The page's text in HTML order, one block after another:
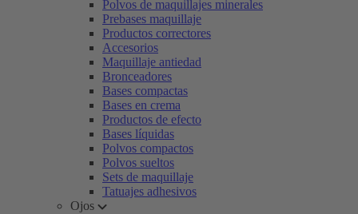
Polvos de maquillajes minerales
Prebases maquillaje
Productos correctores
Accesorios
Maquillaje antiedad
Bronceadores
Bases compactas
Bases en crema
Productos de efecto
Bases líquidas
Polvos compactos
Polvos sueltos
Sets de maquillaje
Tatuajes adhesivos
Ojos